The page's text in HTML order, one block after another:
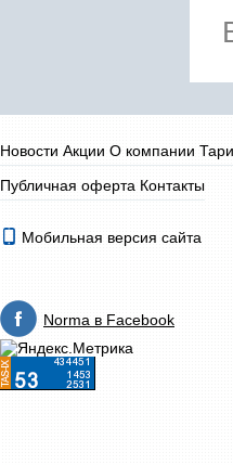
Новости Акции О компании
Публичная оферта Контакты
Мобильная версия сайта
Norma в Facebook